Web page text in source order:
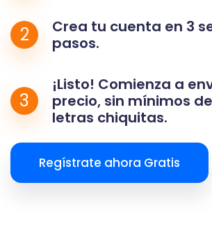
2
Crea tu cuenta en 3
pasos.
3
¡Listo! Comienza a
precio, sin mínimos
letras chiquitas.
Regístrate ahora Gratis